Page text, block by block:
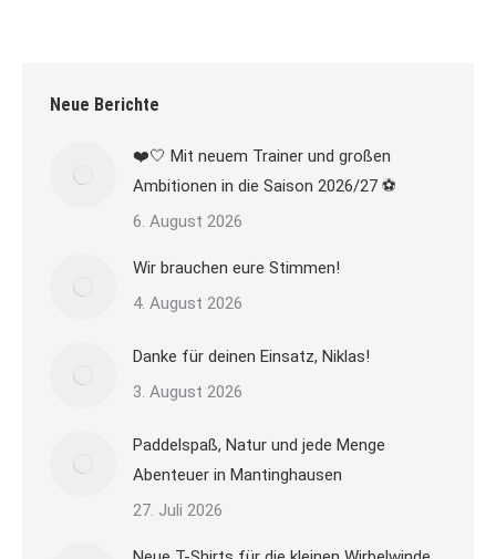
Neue Berichte
❤️🤍 Mit neuem Trainer und großen
Ambitionen in die Saison 2026/27 ⚽
6. August 2026
Wir brauchen eure Stimmen!
4. August 2026
Danke für deinen Einsatz, Niklas!
3. August 2026
Paddelspaß, Natur und jede Menge
Abenteuer in Mantinghausen
27. Juli 2026